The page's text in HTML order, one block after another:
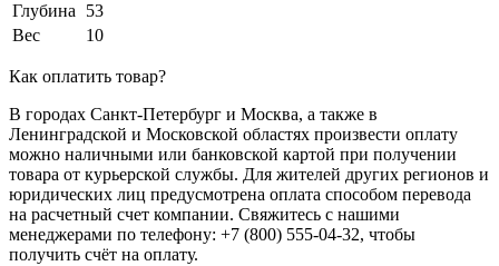
Глубина 53
Вес
10
Как оплатить товар?
В городах Санкт-Петербург и Москва, а также в
Ленинградской и Московской областях произвести оплату
можно наличными или банковской картой при получении
товара от курьерской службы. Для жителей других регионов и
юридических лиц предусмотрена оплата способом перевода
на расчетный счет компании. Свяжитесь с нашими
менеджерами по телефону: +7 (800) 555-04-32, чтобы
получить счёт на оплату.